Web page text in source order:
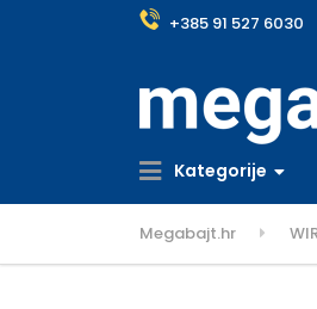
+385 91 527 6030
Kategorije
Megabajt.hr